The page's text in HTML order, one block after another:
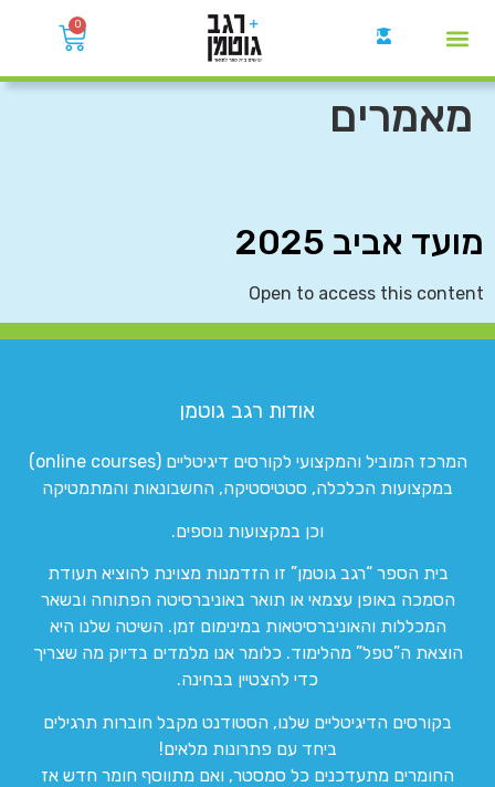
0
מאמרים
מועד אביב 2025
Open to access this content
אודות רגב גוטמן
המרכז המוביל והמקצועי לקורסים דיגיטליים (online courses)
במקצועות הכלכלה, סטטיסטיקה, החשבונאות והמתמטיקה
וכן במקצועות נוספים.
בית הספר “רגב גוטמן” זו הזדמנות מצוינת להוציא תעודת
הסמכה באופן עצמאי או תואר באוניברסיטה הפתוחה ובשאר
המכללות והאוניברסיטאות במינימום זמן. השיטה שלנו היא
הוצאת ה”טפל” מהלימוד. כלומר אנו מלמדים בדיוק מה שצריך
כדי להצטיין בבחינה.
בקורסים הדיגיטליים שלנו, הסטודנט מקבל חוברות תרגילים
ביחד עם פתרונות מלאים!
החומרים מתעדכנים כל סמסטר, ואם מתווסף חומר חדש אז